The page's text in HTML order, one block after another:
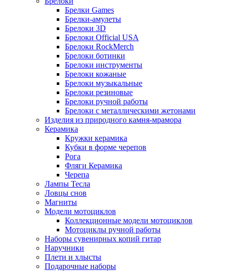
Брелки Games
Брелки-амулеты
Брелоки 3D
Брелоки Official USA
Брелоки RockMerch
Брелоки ботинки
Брелоки инструменты
Брелоки кожаные
Брелоки музыкальные
Брелоки резиновые
Брелоки ручной работы
Брелоки с металлическими жетонами
Изделия из природного камня-мрамора
Керамика
Кружки керамика
Кубки в форме черепов
Рога
Фляги Керамика
Черепа
Лампы Тесла
Ловцы снов
Магниты
Модели мотоциклов
Коллекционные модели мотоциклов
Мотоциклы ручной работы
Наборы сувенирных копий гитар
Наручники
Плети и хлысты
Подарочные наборы